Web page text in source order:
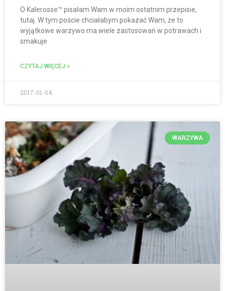
O Kalerosse™ pisałam Wam w moim ostatnim przepisie,
tutaj. W tym poście chciałabym pokazać Wam, że to
wyjątkowe warzywo ma wiele zastosowań w potrawach i
smakuje
CZYTAJ WIĘCEJ »
2017-01-04
WARZYWA